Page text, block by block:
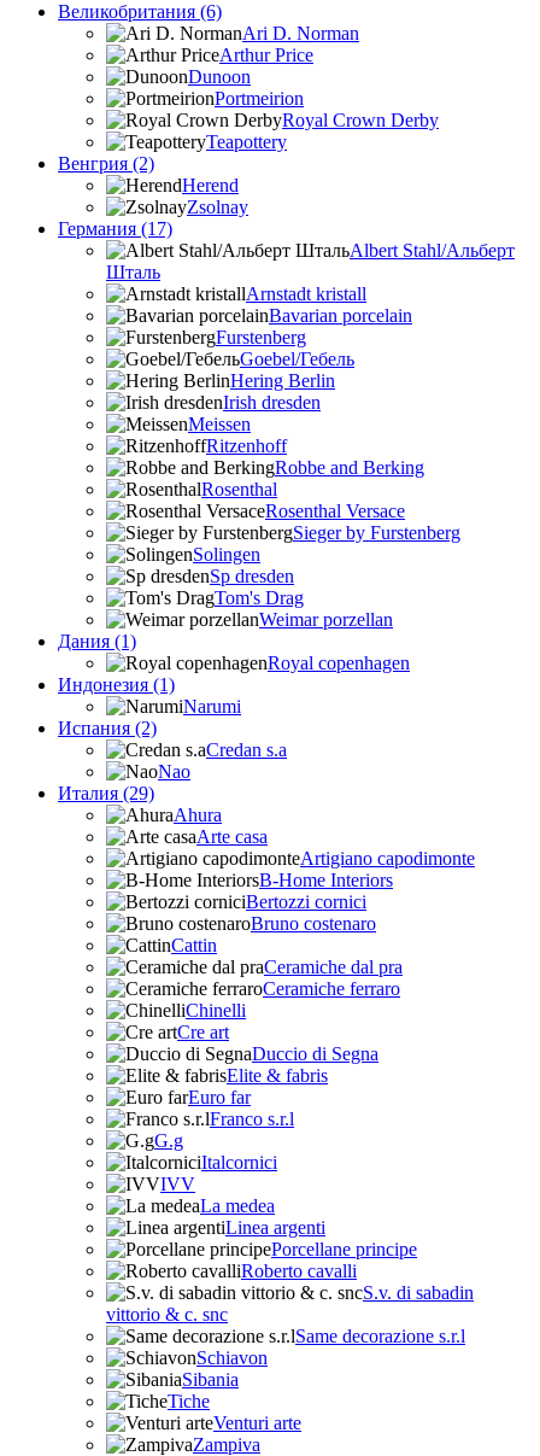
Великобритания (6)
Ari D. Norman
Arthur Price
Dunoon
Portmeirion
Royal Crown Derby
Teapottery
Венгрия (2)
Herend
Zsolnay
Германия (17)
Albert Stahl/Альбеpт
Шталь
Arnstadt kristall
Bavarian porcelain
Furstenberg
Goebel/Гебель
Hering Berlin
Irish dresden
Meissen
Ritzenhoff
Robbe and Berking
Rosenthal
Rosenthal Versace
Sieger by Furstenberg
Solingen
Sp dresden
Tom's Drag
Weimar porzellan
Дания (1)
Royal copenhagen
Индонезия (1)
Narumi
Испания (2)
Credan s.a
Nao
Италия (29)
Ahura
Arte casa
Artigiano capodimonte
B-Home Interiors
Bertozzi cornici
Bruno costenaro
Cattin
Ceramiche dal pra
Ceramiche ferraro
Chinelli
Cre art
Duccio di Segna
Elite & fabris
Euro far
Franco s.r.l
G.g
Italcornici
IVV
La medea
Linea argenti
Porcellane principe
Roberto cavalli
S.v. di sabadin
vittorio & c. snc
Same decorazione s.r.l
Schiavon
Sibania
Tiche
Venturi arte
Zampiva